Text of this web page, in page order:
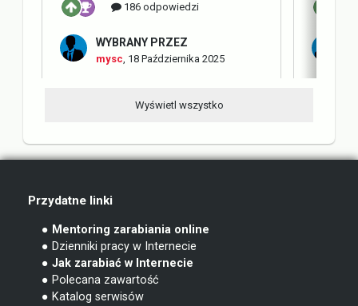
186 odpowiedzi
WYBRANY PRZEZ
mysc 18 Października 2025
Wyświetl wszystko
Przydatne linki
● Mentoring zarabiania online
● Dzienniki pracy w Internecie
● Jak zarabiać w Internecie
● Polecana zawartość
● Katalog serwisów